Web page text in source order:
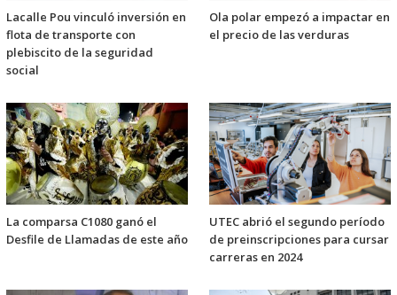
Lacalle Pou vinculó inversión en
flota de transporte con
plebiscito de la seguridad
social
Ola polar empezó a impactar en
el precio de las verduras
La comparsa C1080 ganó el
Desfile de Llamadas de este año
UTEC abrió el segundo período
de preinscripciones para cursar
carreras en 2024